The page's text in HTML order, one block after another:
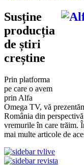
Susține
producția
de știri
creștine
Prin platforma
pe care o avem
prin Alfa
Omega TV, vă
România din
vremurile în care trăim.
mai multe articole de